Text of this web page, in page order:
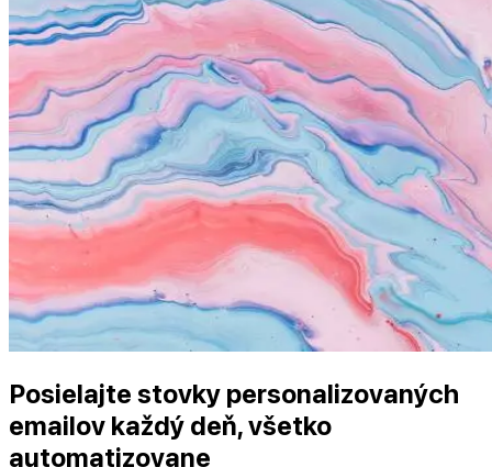
Posielajte stovky personalizovaných
emailov každý deň, všetko
automatizovane